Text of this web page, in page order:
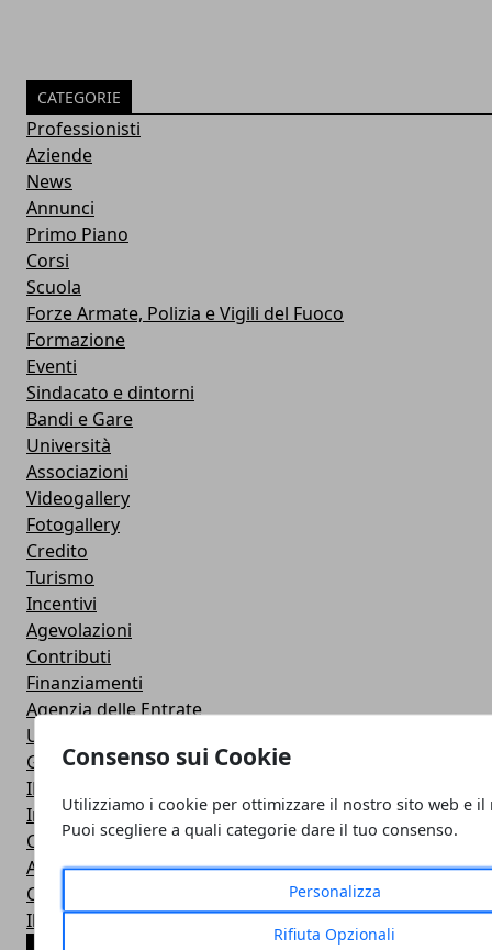
Consenso sui Cookie
Utilizziamo i cookie per ottimizzare il nostro sito web e il
Puoi scegliere a quali categorie dare il tuo consenso.
Personalizza
Rifiuta Opzionali
CATEGORIE
Professionisti
Aziende
News
Annunci
Primo Piano
Corsi
Scuola
Forze Armate, Polizia e Vigili del Fuoco
Formazione
Eventi
Sindacato e dintorni
Bandi e Gare
Università
Associazioni
Videogallery
Fotogallery
Credito
Turismo
Incentivi
Agevolazioni
Contributi
Finanziamenti
Agenzia delle Entrate
Uncategorized
Guardia di Finanza
INPS
Inail
Concorsi
Aziende in vetrina
Casse di previdenza
Il parere degli esperti